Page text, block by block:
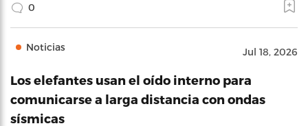
0
Noticias Jul 18, 2026
Los elefantes usan el oído interno para
comunicarse a larga distancia con ondas
sísmicas